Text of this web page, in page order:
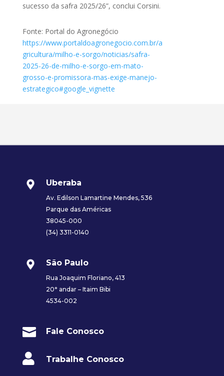
sucesso da safra 2025/26”, conclui Corsini.
Fonte: Portal do Agronegócio
https://www.portaldoagronegocio.com.br/a
gricultura/milho-e-sorgo/noticias/safra-
2025-26-de-milho-e-sorgo-em-mato-
grosso-e-promissora-mas-exige-manejo-
estrategico#google_vignette
Uberaba
Av. Edilson Lamartine Mendes, 536
Parque das Américas
38045-000
(34) 3311-0140
São Paulo
Rua Joaquim Floriano, 413
20° andar – Itaim Bibi
4534-002
 Fale Conosco
 Trabalhe Conosco